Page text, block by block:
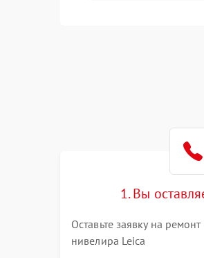
1. Вы
Оставьте заявку на
нивелира Leica